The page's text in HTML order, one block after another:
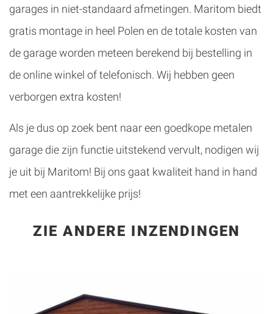
garages in niet-standaard afmetingen. Maritom biedt
gratis montage in heel Polen en de totale kosten van
de garage worden meteen berekend bij bestelling in
de online winkel of telefonisch. Wij hebben geen
verborgen extra kosten!
Als je dus op zoek bent naar een goedkope metalen
garage die zijn functie uitstekend vervult, nodigen wij
je uit bij Maritom! Bij ons gaat kwaliteit hand in hand
met een aantrekkelijke prijs!
ZIE ANDERE INZENDINGEN